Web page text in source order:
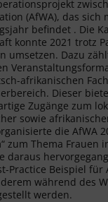
(AfWA), das
befindet . Die
konnte 2021 trotz
umsetzen. Dazu
afrikanischen
Dieser
Zugänge zum
sowie
die AfWA
zum Thema Frauen
daraus
Practice Beispiel
während des
werden.